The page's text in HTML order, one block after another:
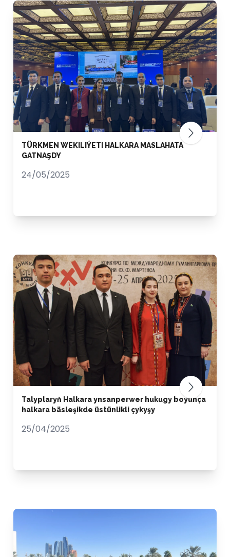
TÜRKMEN WEKILIÝETI HALKARA MASLAHATA
GATNAŞDY
24/05/2025
Talyplaryň Halkara ynsanperwer hukugy boýunça
halkara bäsleşikde üstünlikli çykyşy
25/04/2025